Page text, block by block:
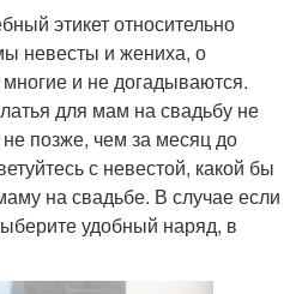
этикет относительно
невесты и жениха, о
и не догадываются.
для мам на свадьбу не
позже, чем за месяц до
с невестой, какой бы
на свадьбе. В случае если
удобный наряд, в